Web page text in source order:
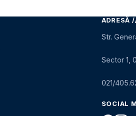
ADRESĂ
Str.
Sector 1,
021/
SOCIAL